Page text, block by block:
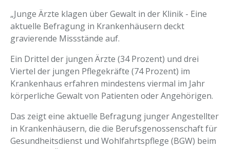
„Junge Ärzte klagen über Gewalt in der Klinik - Eine
aktuelle Befragung in Krankenhäusern deckt
gravierende Missstände auf.
Ein Drittel der jungen Ärzte (34 Prozent) und drei
Viertel der jungen Pflegekräfte (74 Prozent) im
Krankenhaus erfahren mindestens viermal im Jahr
körperliche Gewalt von Patienten oder Angehörigen.
Das zeigt eine aktuelle Befragung junger Angestellter
in Krankenhäusern, die die Berufsgenossenschaft für
Gesundheitsdienst und Wohlfahrtspflege (BGW) beim